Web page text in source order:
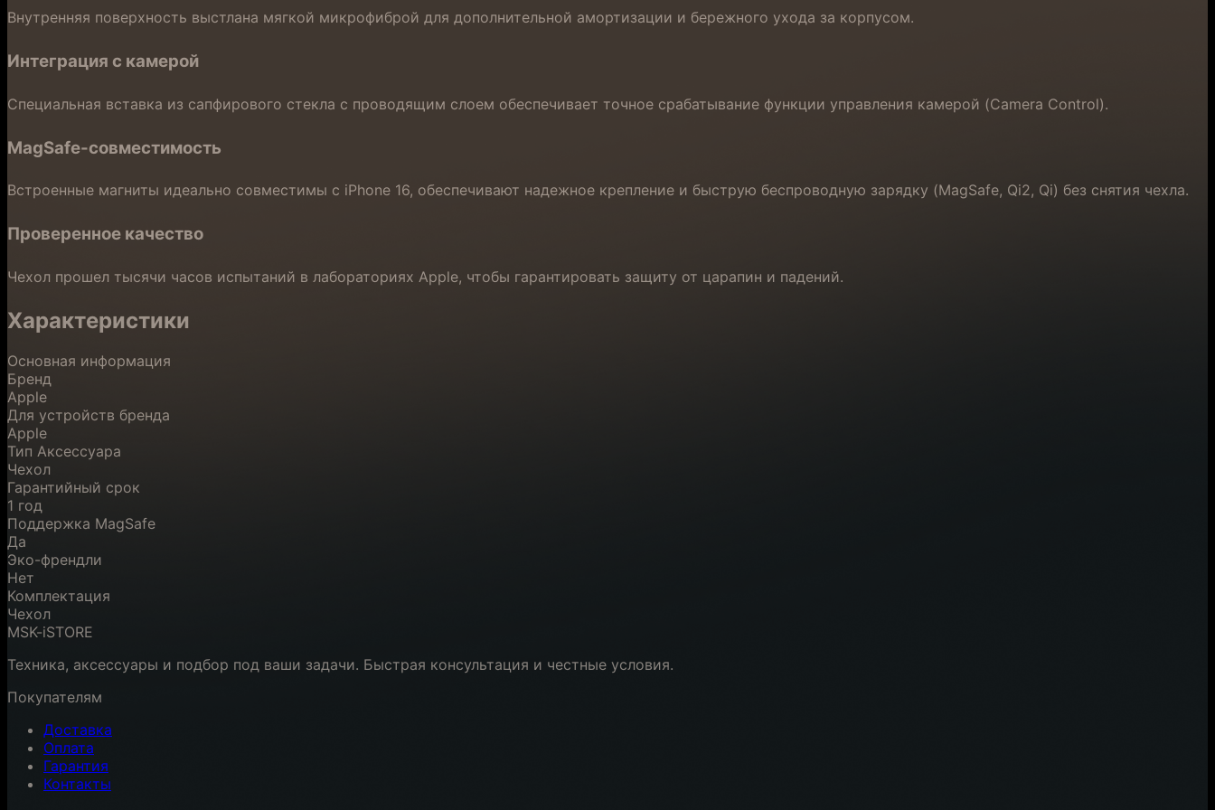
Внутренняя поверхность выстлана мягкой микрофиброй для дополнительной амортизации и бережного ухода за корпусом.
Интеграция с камерой
Специальная вставка из сапфирового стекла с проводящим слоем обеспечивает точное срабатывание функции управления камерой (Camera Control).
MagSafe-совместимость
Встроенные магниты идеально совместимы с iPhone 16, обеспечивают надежное крепление и быструю беспроводную зарядку (MagSafe, Qi2, Qi) без снятия чехла.
Проверенное качество
Чехол прошел тысячи часов испытаний в лабораториях Apple, чтобы гарантировать защиту от царапин и падений.
Характеристики
Основная информация
Бренд
Apple
Для устройств бренда
Apple
Тип Аксессуара
Чехол
Гарантийный срок
1 год
Поддержка MagSafe
Да
Эко-френдли
Нет
Комплектация
Чехол
MSK-iSTORE
Техника, аксессуары и подбор под ваши задачи. Быстрая консультация и честные условия.
Покупателям
Доставка
Оплата
Гарантия
Контакты